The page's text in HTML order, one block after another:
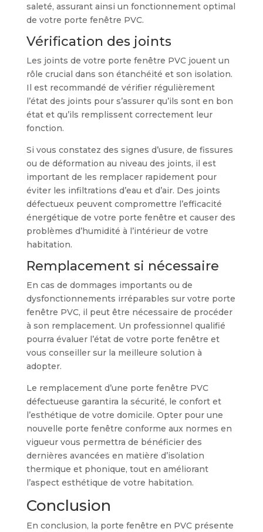
saleté, assurant ainsi un fonctionnement optimal
de votre porte fenêtre PVC.
Vérification des joints
Les joints de votre porte fenêtre PVC jouent un
rôle crucial dans son étanchéité et son isolation.
Il est recommandé de vérifier régulièrement
l’état des joints pour s’assurer qu’ils sont en bon
état et qu’ils remplissent correctement leur
fonction.
Si vous constatez des signes d’usure, de fissures
ou de déformation au niveau des joints, il est
important de les remplacer rapidement pour
éviter les infiltrations d’eau et d’air. Des joints
défectueux peuvent compromettre l’efficacité
énergétique de votre porte fenêtre et causer des
problèmes d’humidité à l’intérieur de votre
habitation.
Remplacement si nécessaire
En cas de dommages importants ou de
dysfonctionnements irréparables sur votre porte
fenêtre PVC, il peut être nécessaire de procéder
à son remplacement. Un professionnel qualifié
pourra évaluer l’état de votre porte fenêtre et
vous conseiller sur la meilleure solution à
adopter.
Le remplacement d’une porte fenêtre PVC
défectueuse garantira la sécurité, le confort et
l’esthétique de votre domicile. Opter pour une
nouvelle porte fenêtre conforme aux normes en
vigueur vous permettra de bénéficier des
dernières avancées en matière d’isolation
thermique et phonique, tout en améliorant
l’aspect esthétique de votre habitation.
Conclusion
En conclusion, la porte fenêtre en PVC présente